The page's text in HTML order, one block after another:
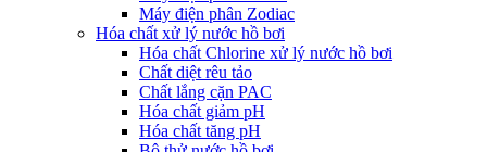
Máy điện phân Zodiac
Hóa chất xử lý nước hồ bơi
Hóa chất Chlorine xử lý nước hồ bơi
Chất diệt rêu tảo
Chất lắng cặn PAC
Hóa chất giảm pH
Hóa chất tăng pH